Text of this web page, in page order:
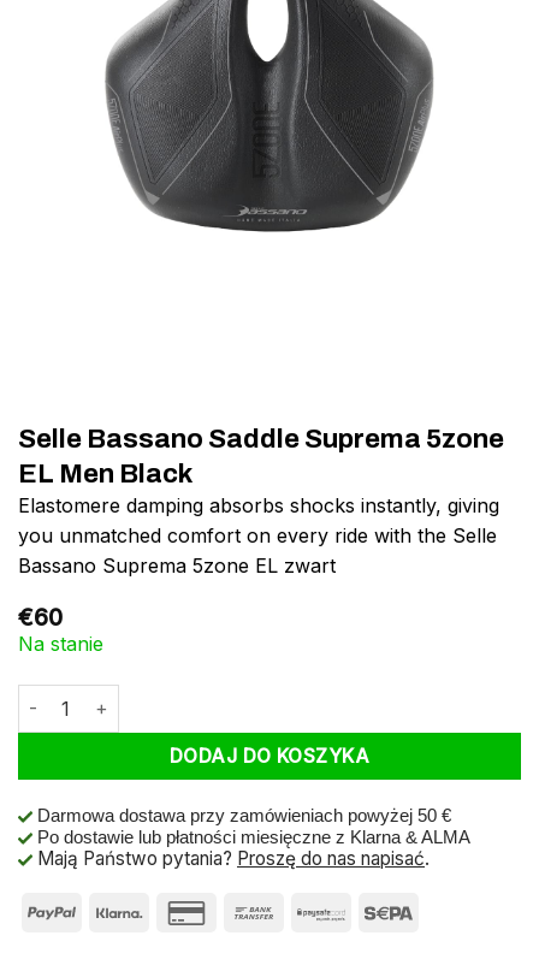
Selle Bassano Saddle Suprema 5zone
EL Men Black
Elastomere damping absorbs shocks instantly, giving
you unmatched comfort on every ride with the Selle
Bassano Suprema 5zone EL zwart
€60
Na stanie
ilość Selle Bassano Saddle Suprema 5zone EL Men Black
DODAJ DO KOSZYKA
Darmowa dostawa przy zamówieniach powyżej 50 €
Po dostawie lub płatności miesięczne z Klarna & ALMA
Mają Państwo pytania? Proszę do nas napisać.